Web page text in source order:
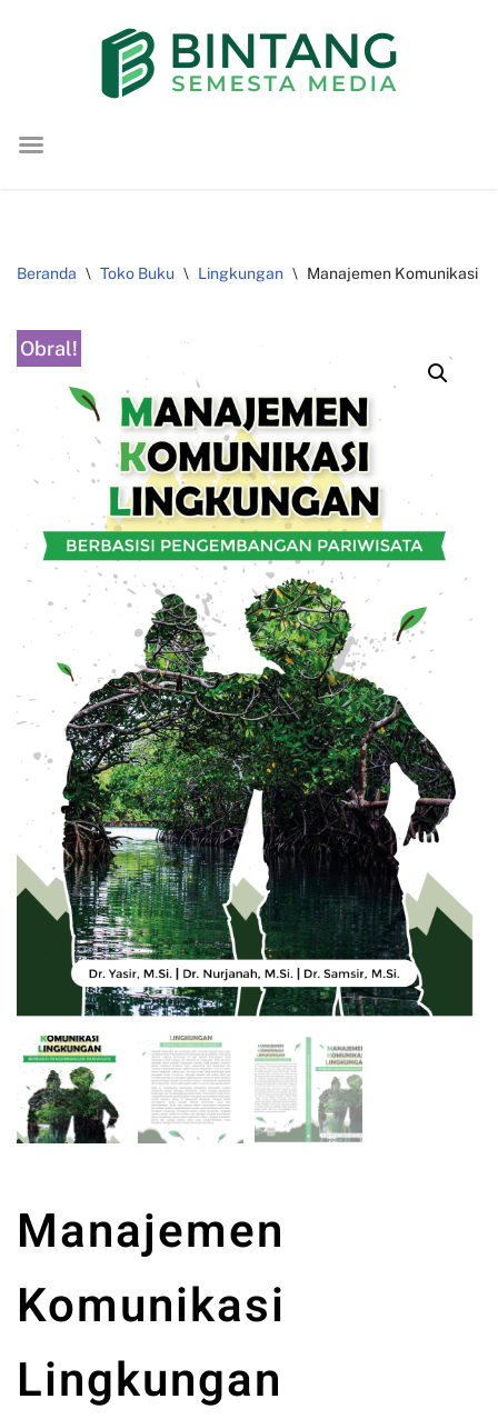
konten
Beranda \ Toko Buku \ Lingkungan \ Manajemen Komunikasi
Obral!
Manajemen
Komunikasi
Lingkungan